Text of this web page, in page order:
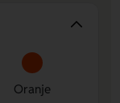
naam of eigen
Oranje